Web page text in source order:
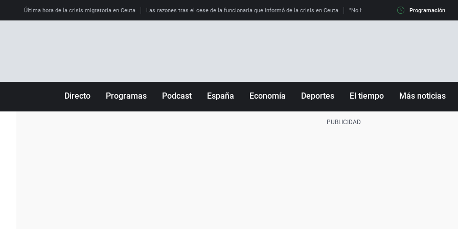
Última hora de la crisis migratoria en Ceuta Las razones tras el cese de la funcionaria que informó de la crisis en Ceuta "No hay mafias, que no nos engañen":
Programación
Directo Programas Podcast España Economía Deportes El tiempo Más noticias